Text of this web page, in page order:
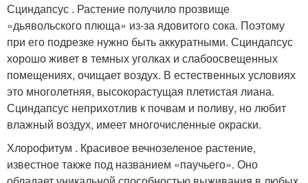
Сциндапсус . Растение получило прозвище
«дьявольского плюща» из-за ядовитого сока. Поэтому
при его подрезке нужно быть аккуратными. Сциндапсус
хорошо живет в темных уголках и слабоосвещенных
помещениях, очищает воздух. В естественных условиях
это многолетняя, высокорастущая плетистая лиана.
Сциндапсус неприхотлив к почвам и поливу, но любит
влажный воздух, имеет многочисленные окраски.
Хлорофитум . Красивое вечнозеленое растение,
известное также под названием «паучьего». Оно